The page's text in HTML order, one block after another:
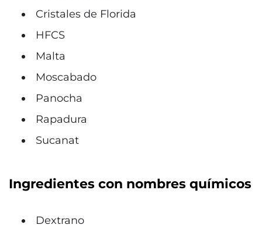
Cristales de Florida
HFCS
Malta
Moscabado
Panocha
Rapadura
Sucanat
Ingredientes con nombres químicos
Dextrano